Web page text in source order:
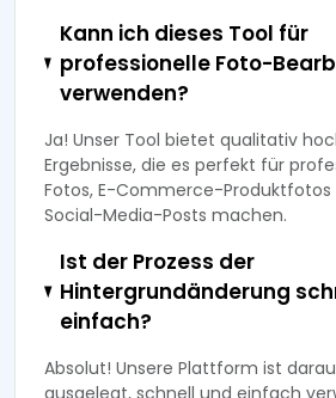
Kann ich dieses Tool für
professionelle Foto-
verwenden?
Ja! Unser Tool bietet qualitativ
Ergebnisse, die es perfekt für
Fotos, E-Commerce-Produktfotos
Social-Media-Posts machen.
Ist der Prozess der
Hintergrundänderung
einfach?
Absolut! Unsere Plattform ist
ausgelegt, schnell und einfach